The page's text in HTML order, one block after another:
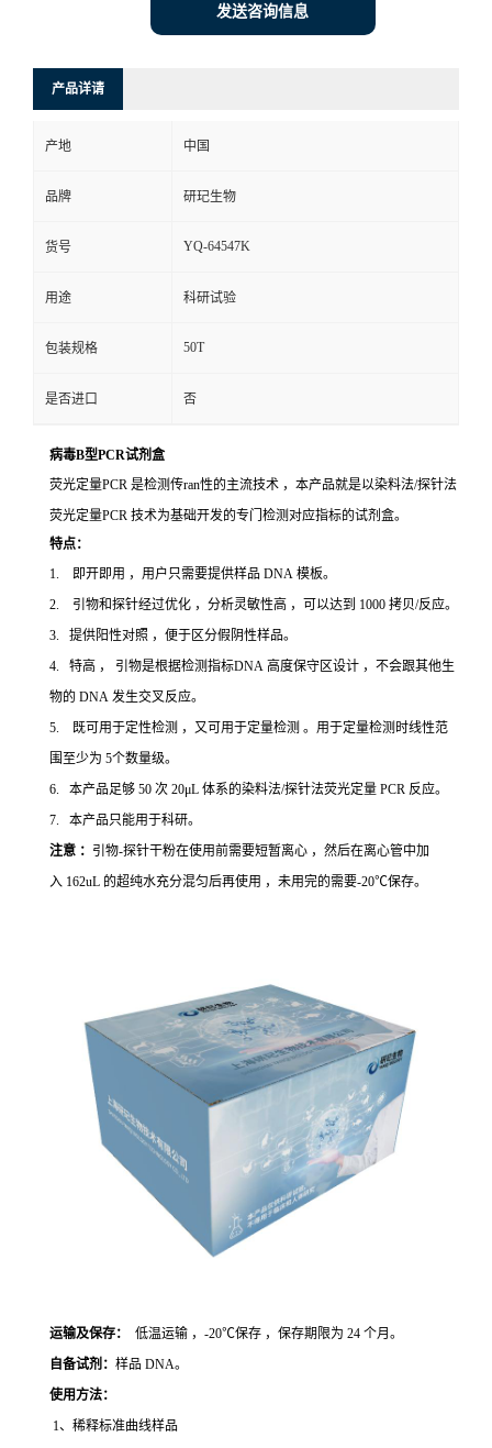
发送咨询信息
产品详请
产地 中国
品牌 研玘生物
货号 YQ-64547K
用途 科研试验
包装规格 50T
是否进口 否
病毒B型PCR试剂盒
荧光定量PCR 是检测传ran性的主流技术 ，本产品就是以染料法/探针法
荧光定量PCR 技术为基础开发的专门检测对应指标的试剂盒。
特点：
1. 即开即用 ，用户只需要提供样品 DNA 模板。
2. 引物和探针经过优化 ，分析灵敏性高 ，可以达到 1000 拷贝/反应。
3. 提供阳性对照 ，便于区分假阴性样品。
4. 特高 ， 引物是根据检测指标DNA 高度保守区设计 ，不会跟其他生
物的 DNA 发生交叉反应。
5. 既可用于定性检测 ，又可用于定量检测 。用于定量检测时线性范
围至少为 5个数量级。
6. 本产品足够 50 次 20μL 体系的染料法/探针法荧光定量 PCR 反应。
7. 本产品只能用于科研。
注意 ： 引物-探针干粉在使用前需要短暂离心 ，然后在离心管中加
入 162uL 的超纯水充分混匀后再使用 ，未用完的需要-20℃保存。
运输及保存：
低温运输 ，-20℃保存 ，保存期限为 24 个月。
自备试剂： 样品 DNA。
使用方法：
1、稀释标准曲线样品